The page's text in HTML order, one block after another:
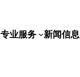
专业服务 新闻信息